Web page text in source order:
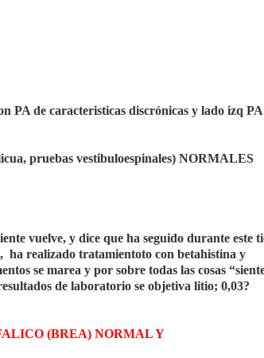
PA de caracteristicas discrónicas y lado izq PA
pruebas vestibuloespinales) NORMALES
vuelve, y dice que ha seguido durante este
ha realizado tratamientoto con betahistina y
se marea y por sobre todas las cosas
de laboratorio se objetiva litio; 0,03?
(BREA) NORMALY